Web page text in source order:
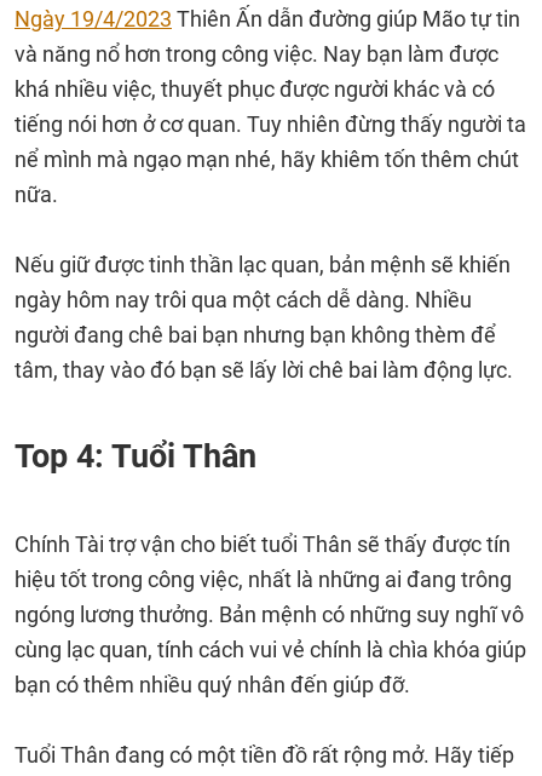
Ngày 19/4/2023 Thiên Ấn dẫn đường giúp Mão tự tin
và năng nổ hơn trong công việc. Nay bạn làm được
khá nhiều việc, thuyết phục được người khác và có
tiếng nói hơn ở cơ quan. Tuy nhiên đừng thấy người ta
nể mình mà ngạo mạn nhé, hãy khiêm tốn thêm chút
nữa.
Nếu giữ được tinh thần lạc quan, bản mệnh sẽ khiến
ngày hôm nay trôi qua một cách dễ dàng. Nhiều
người đang chê bai bạn nhưng bạn không thèm để
tâm, thay vào đó bạn sẽ lấy lời chê bai làm động lực.
Top 4: Tuổi Thân
Chính Tài trợ vận cho biết tuổi Thân sẽ thấy được tín
hiệu tốt trong công việc, nhất là những ai đang trông
ngóng lương thưởng. Bản mệnh có những suy nghĩ vô
cùng lạc quan, tính cách vui vẻ chính là chìa khóa giúp
bạn có thêm nhiều quý nhân đến giúp đỡ.
Tuổi Thân đang có một tiền đồ rất rộng mở. Hãy tiếp